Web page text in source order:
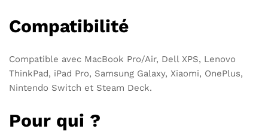
Compatibilité
Compatible avec MacBook Pro/Air, Dell XPS, Lenovo
ThinkPad, iPad Pro, Samsung Galaxy, Xiaomi, OnePlus,
Nintendo Switch et Steam Deck.
Pour qui ?